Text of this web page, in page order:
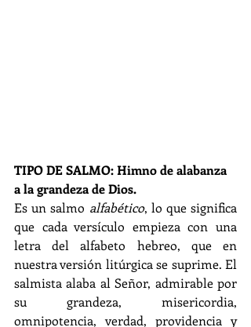
TIPO DE SALMO: Himno de alabanza
a la grandeza de Dios.
Es un salmo alfabético, lo que significa
que cada versículo empieza con una
letra del alfabeto hebreo, que en
nuestra versión litúrgica se suprime. El
salmista alaba al Señor, admirable por
su grandeza, misericordia,
omnipotencia, verdad, providencia y